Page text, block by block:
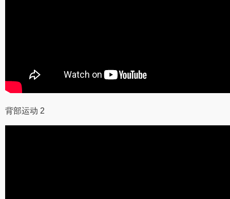
背部运动 2